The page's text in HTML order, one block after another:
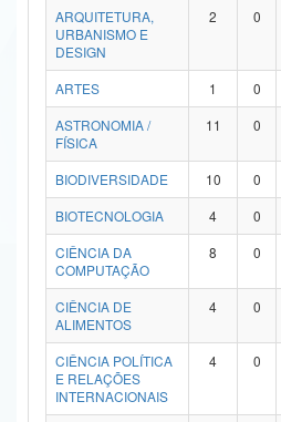
Ministério da Mulher, da Família e dos Direitos
Secretaria de Governo
Advocacia-Geral da União
Banco Central do Brasil
ARQUITETURA,
URBANISMO E
DESIGN
2 0
ARTES 1 0
ASTRONOMIA /
FÍSICA
11 0
BIODIVERSIDADE 10 0
BIOTECNOLOGIA
4 0
CIÊNCIA DA
COMPUTAÇÃO
8 0
CIÊNCIA DE
ALIMENTOS
4 0
CIÊNCIA POLÍTICA
E RELAÇÕES
INTERNACIONAIS
4 0